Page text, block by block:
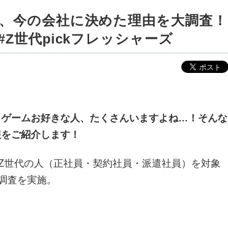
今の会社に決めた理由を大調査！
世代pickフレッシャーズ
ームお好きな人、たくさんいますよね…！そんな
ご紹介します！
代の人（正社員・契約社員・派遣社員）を対象
査を実施。